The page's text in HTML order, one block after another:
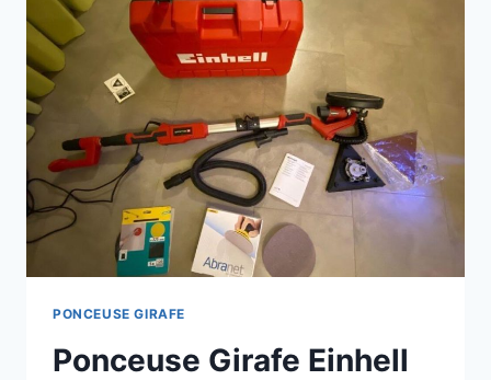
AVIS
COMPLET
PONCEUSE GIRAFE
Ponceuse Girafe Einhell